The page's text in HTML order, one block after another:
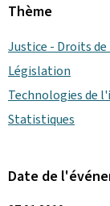
Thème
Justice - Droits
Législation
Technologies de
Statistiques
Date de